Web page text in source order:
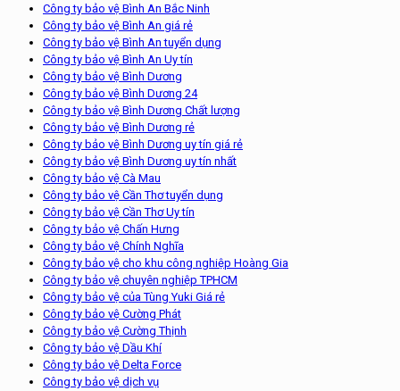
Công ty bảo vệ Bình An Bắc Ninh
Công ty bảo vệ Bình An giá rẻ
Công ty bảo vệ Bình An tuyển dụng
Công ty bảo vệ Bình An Uy tín
Công ty bảo vệ Bình Dương
Công ty bảo vệ Bình Dương 24
Công ty bảo vệ Bình Dương Chất lượng
Công ty bảo vệ Bình Dương rẻ
Công ty bảo vệ Bình Dương uy tín giá rẻ
Công ty bảo vệ Bình Dương uy tín nhất
Công ty bảo vệ Cà Mau
Công ty bảo vệ Cần Thơ tuyển dụng
Công ty bảo vệ Cần Thơ Uy tín
Công ty bảo vệ Chấn Hưng
Công ty bảo vệ Chính Nghĩa
Công ty bảo vệ cho khu công nghiệp Hoàng Gia
Công ty bảo vệ chuyên nghiệp TPHCM
Công ty bảo vệ của Tùng Yuki Giá rẻ
Công ty bảo vệ Cường Phát
Công ty bảo vệ Cường Thịnh
Công ty bảo vệ Dầu Khí
Công ty bảo vệ Delta Force
Công ty bảo vệ dịch vụ